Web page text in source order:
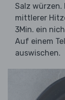
Salz
mittlerer
3Min. ein
Auf einem
auswischen.